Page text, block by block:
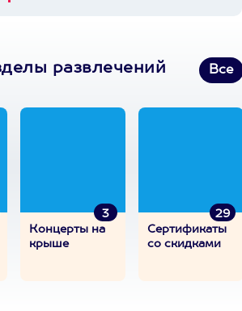
развлечений Все
3
Концерты на
крыше
29
Сертификаты
со скидками